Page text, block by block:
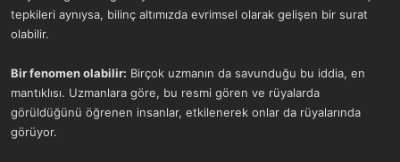
tepkileri aynıysa, bilinç altımızda evrimsel olarak gelişen bir surat
olabilir.
Bir fenomen olabilir: Birçok uzmanın da savunduğu bu iddia, en
mantıklısı. Uzmanlara göre, bu resmi gören ve rüyalarda
görüldüğünü öğrenen insanlar, etkilenerek onlar da rüyalarında
görüyor.